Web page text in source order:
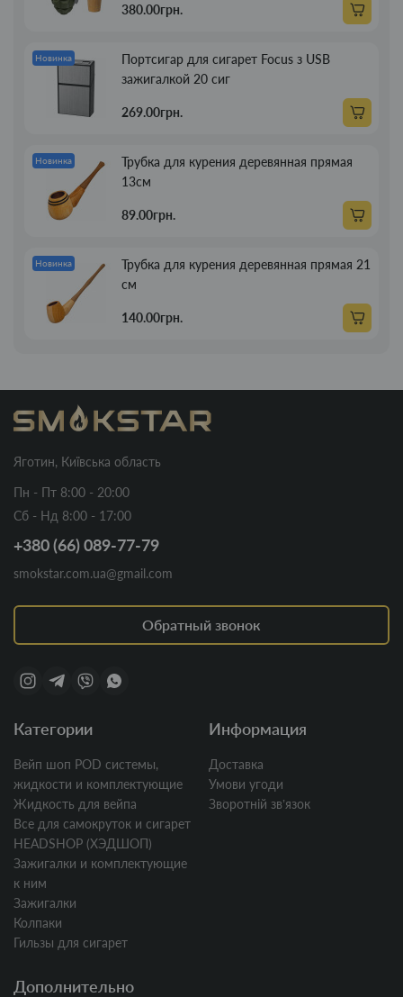
380.00грн.
Новинка
Портсигар для сигарет Focus з USB
зажигалкой 20 сиг
269.00грн.
Новинка
Трубка для курения деревянная прямая
13см
89.00грн.
Новинка
Трубка для курения деревянная прямая 21
см
140.00грн.
Яготин, Київська область
Пн - Пт 8:00 - 20:00
Сб - Нд 8:00 - 17:00
+380 (66) 089-77-79
smokstar.com.ua@gmail.com
Обратный звонок
Категории
Вейп шоп POD системы,
жидкости и комплектующие
Жидкость для вейпа
Все для самокруток и сигарет
HEADSHOP (ХЭДШОП)
Зажигалки и комплектующие
к ним
Зажигалки
Колпаки
Гильзы для сигарет
Информация
Доставка
Умови угоди
Зворотній звʼязок
Дополнительно